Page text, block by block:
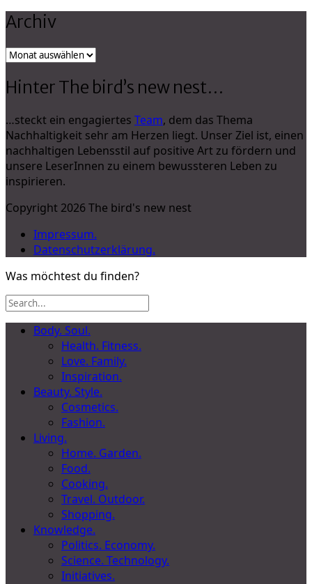
Archiv
Archiv
Hinter The bird’s new nest…
…steckt ein engagiertes Team, dem das Thema
Nachhaltigkeit sehr am Herzen liegt. Unser Ziel ist, einen
nachhaltigen Lebensstil auf positive Art zu fördern und
unsere LeserInnen zu einem bewussteren Leben zu
inspirieren.
Copyright 2026 The bird's new nest
Impressum.
Datenschutzerklärung.
Was möchtest du finden?
Body. Soul.
Health. Fitness.
Love. Family.
Inspiration.
Beauty. Style.
Cosmetics.
Fashion.
Living.
Home. Garden.
Food.
Cooking.
Travel. Outdoor.
Shopping.
Knowledge.
Politics. Economy.
Science. Technology.
Initiatives.